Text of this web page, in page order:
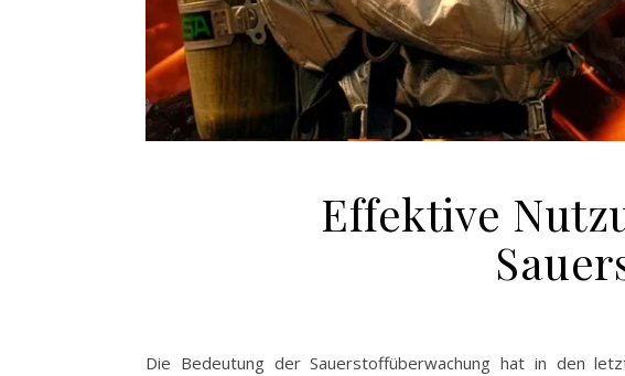
Effektive
Die Bedeutung der Sauerstoffüberwachung hat in den